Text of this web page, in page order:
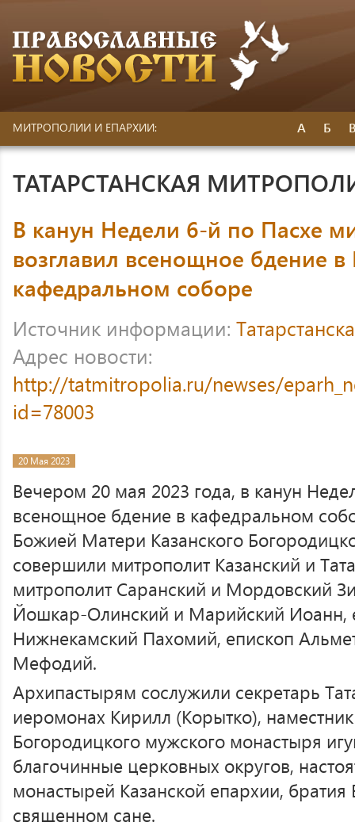
МИТРОПОЛИИ И ЕПАРХИИ: А Б
ТАТАРСТАНСКАЯ
В канун Недели 6-й по Пасхе
возглавил всенощное бдение в
кафедральном соборе
Источник информации:
Адрес новости:
http://tatmitropolia.ru/newses/
id=78003
20 Мая 2023
Вечером 20 мая 2023 года, в канун
всенощное бдение в кафедральном
Божией Матери Казанского
совершили митрополит Казанский и
митрополит Саранский и Мордовский
Йошкар-Олинский и Марийский Иоанн,
Нижнекамский Пахомий, епископ
Мефодий.
Архипастырям сослужили секретарь
иеромонах Кирилл (Корытко), наместник
Богородицкого мужского монастыря
благочинные церковных округов,
монастырей Казанской епархии,
священном сане.